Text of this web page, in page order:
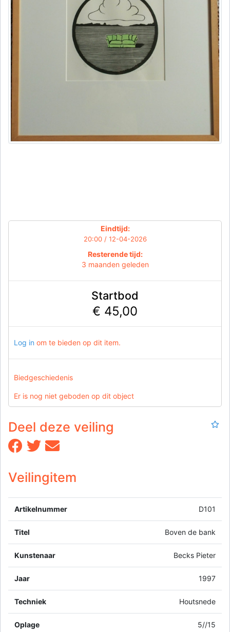
Eindtijd:
20:00 / 12-04-2026
Resterende tijd:
3 maanden geleden
Startbod
€ 45,00
Log in om te bieden op dit item.
Biedgeschiedenis
Er is nog niet geboden op dit object
Deel deze veiling
Veilingitem
Artikelnummer D101
Titel Boven de bank
Kunstenaar Becks Pieter
Jaar 1997
Techniek Houtsnede
Oplage 5//15